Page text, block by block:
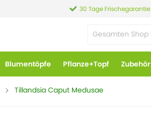
30 Tage Frischegarantie
Blumentöpfe Pflanze+Topf Zubehör
Tillandsia Caput Medusae